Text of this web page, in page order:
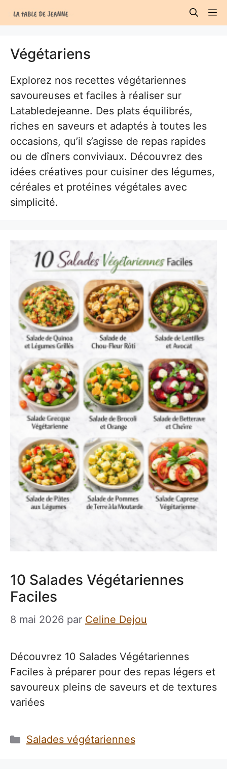
au
Végétariens
Explorez nos recettes végétariennes
savoureuses et faciles à réaliser sur
Latabledejeanne. Des plats équilibrés,
riches en saveurs et adaptés à toutes les
occasions, qu’il s’agisse de repas rapides
ou de dîners conviviaux. Découvrez des
idées créatives pour cuisiner des légumes,
céréales et protéines végétales avec
simplicité.
10 Salades Végétariennes
Faciles
8 mai 2026 par Celine Dejou
Découvrez 10 Salades Végétariennes
Faciles à préparer pour des repas légers et
savoureux pleins de saveurs et de textures
variées
Catégories
Salades végétariennes